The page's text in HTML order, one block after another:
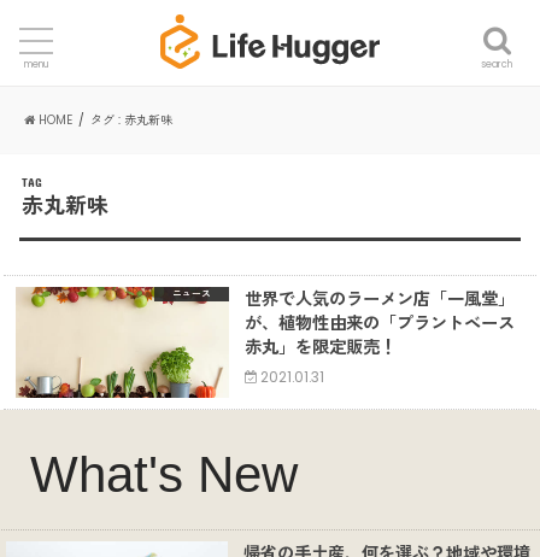
search
menu
HOME タグ : 赤丸新味
TAG
赤丸新味
ニュース
世界で人気のラーメン店「一風堂」
が、植物性由来の「プラントベース
赤丸」を限定販売！
2021.01.31
What's New